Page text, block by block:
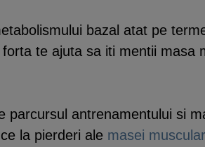
bazal atat pe
te ajuta sa iti mentii masa
antrenamentului si
la pierderi ale masei